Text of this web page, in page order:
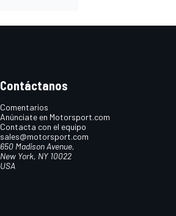
Contáctanos
Comentarios
Anúnciate en Motorsport.com
Contacta con el equipo
sales@motorsport.com
650 Madison Avenue,
New York, NY 10022
USA